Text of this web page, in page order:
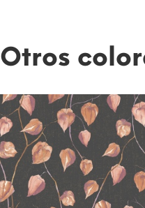
Otros